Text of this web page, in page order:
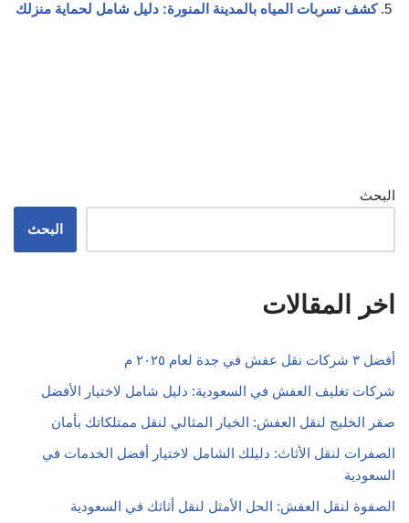
كشف تسربات المياه بالمدينة المنورة: دليل شامل لحماية منزلك
البحث
البحث
اخر المقالات
أفضل ٣ شركات نقل عفش في جدة لعام ٢٠٢٥ م
شركات تغليف العفش في السعودية: دليل شامل لاختيار الأفضل
صقر الخليج لنقل العفش: الخيار المثالي لنقل ممتلكاتك بأمان
الصفرات لنقل الأثاث: دليلك الشامل لاختيار أفضل الخدمات في
السعودية
الصفوة لنقل العفش: الحل الأمثل لنقل أثاثك في السعودية